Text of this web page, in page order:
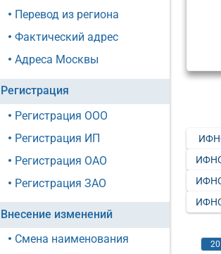
Перевод из региона
Фактический адрес
Адреса Москвы
Регистрация
Регистрация ООО
Регистрация ИП
Регистрация ОАО
Регистрация ЗАО
Внесение изменений
Смена наименования